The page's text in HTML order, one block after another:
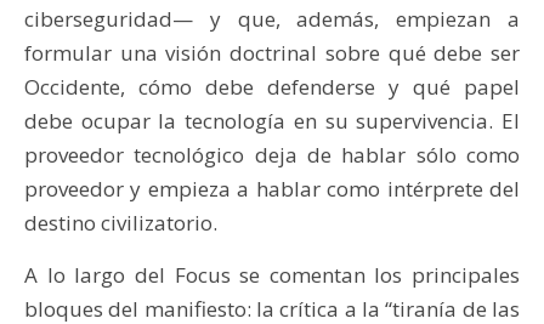
ciberseguridad— y que, además, empiezan a
formular una visión doctrinal sobre qué debe ser
Occidente, cómo debe defenderse y qué papel
debe ocupar la tecnología en su supervivencia. El
proveedor tecnológico deja de hablar sólo como
proveedor y empieza a hablar como intérprete del
destino civilizatorio.
A lo largo del Focus se comentan los principales
bloques del manifiesto: la crítica a la “tiranía de las